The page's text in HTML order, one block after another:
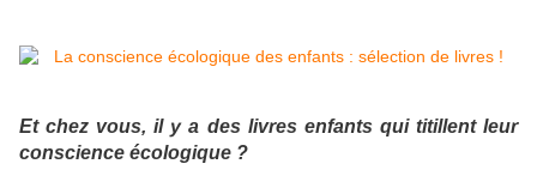
Et chez vous, il y a des livres enfants qui titillent leur
conscience écologique ?